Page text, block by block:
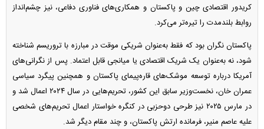
کریدور اقتصادی چین و پاکستان و همکاری‌های فناوری دفاعی، نیز چشم‌انداز
روابط بلندمدت را تیره‌تر می‌کرد.
پاکستان نگران بود که فقط به‌عنوان شریکی موقت در مبارزه با تروریسم شناخته
شود، نه به‌عنوان یک شریک اقتصادی یا میانجی قابل اعتماد. پس از نگرانی‌های
آمریکا درباره توسعه موشک‌های قاره‌پیمای پاکستان و همچنین پیگرد سیاسی
عمران خان، نخست‌وزیر سابق این کشور، تحریم‌هایی در سال ۲۰۲۴ اعمال شد و
در مارس ۲۰۲۵ نیز طرحی دوحزبی در کنگره خواستار اعمال تحریم‌های شخصی
علیه عاصم منیر، فرمانده ارتش پاکستان، و چند مقام دیگر شد.